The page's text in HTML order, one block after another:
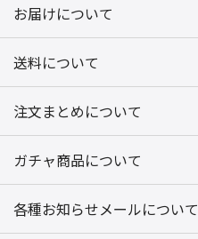
お届けについて
送料について
注文まとめについて
ガチャ商品について
各種お知らせメールについて